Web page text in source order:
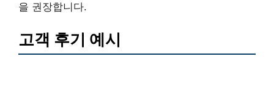
을 권장합니다.
고객 후기 예시